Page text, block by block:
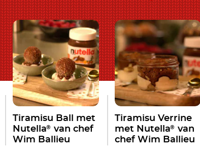
Tiramisu Ball met
Nutella® van chef
Wim Ballieu
Tiramisu Verrine
met Nutella® van
chef Wim Ballieu